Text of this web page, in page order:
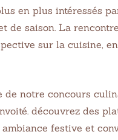
en plus intéressés
de saison. La
sur la cuisine,